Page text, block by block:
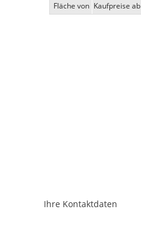
Fläche von Kaufpreise ab
ObjektPlatzhalter
URL
Ihre Kontaktdaten